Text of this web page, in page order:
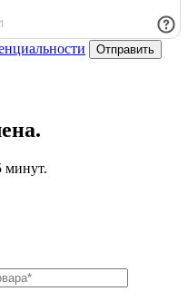
Отправить
минут.